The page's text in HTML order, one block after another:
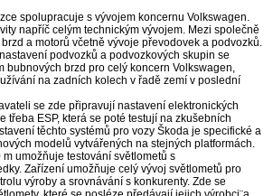
spolupracuje s vývojem koncernu Volkswagen.
napříč celým technickým vývojem. Mezi společně
a motorů včetně vývoje převodovek a podvozků.
podvozků a podvozkových skupin se
bubnových brzd pro celý koncern Volkswagen,
na zadních kolech v řadě zemí v poslední
se zde připravují nastavení elektronických
třeba ESP, která se poté testují na zkušebních
těchto systémů pro vozy Škoda je specifické a
modelů vytvářených na stejných platformách.
umožňuje testování světlometů s
Zařízení umožňuje celý vývoj světlometů pro
výroby a srovnávání s konkurenty. Zde se